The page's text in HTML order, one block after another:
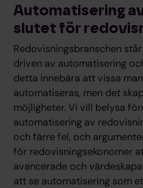
Automatisering
slutet för
Redovisningsbranschen
driven av automatisering
detta innebära att vissa
automatiseras, men det
möjligheter. Vi vill belysa
automatisering av
och färre fel, och
för redovisningsekonomer
avancerade och
att se automatisering som